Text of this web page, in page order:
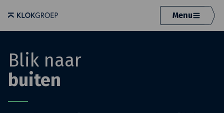
Menu
Blik naar
buiten